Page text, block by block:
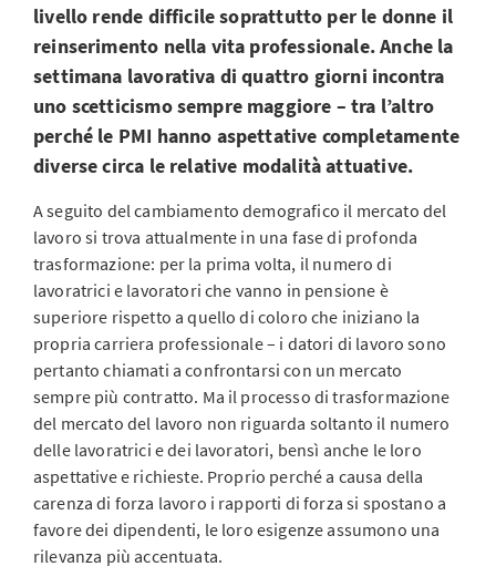
livello rende difficile soprattutto per le donne il
reinserimento nella vita professionale. Anche la
settimana lavorativa di quattro giorni incontra
uno scetticismo sempre maggiore – tra l’altro
perché le PMI hanno aspettative completamente
diverse circa le relative modalità attuative.
A seguito del cambiamento demografico il mercato del
lavoro si trova attualmente in una fase di profonda
trasformazione: per la prima volta, il numero di
lavoratrici e lavoratori che vanno in pensione è
superiore rispetto a quello di coloro che iniziano la
propria carriera professionale – i datori di lavoro sono
pertanto chiamati a confrontarsi con un mercato
sempre più contratto. Ma il processo di trasformazione
del mercato del lavoro non riguarda soltanto il numero
delle lavoratrici e dei lavoratori, bensì anche le loro
aspettative e richieste. Proprio perché a causa della
carenza di forza lavoro i rapporti di forza si spostano a
favore dei dipendenti, le loro esigenze assumono una
rilevanza più accentuata.